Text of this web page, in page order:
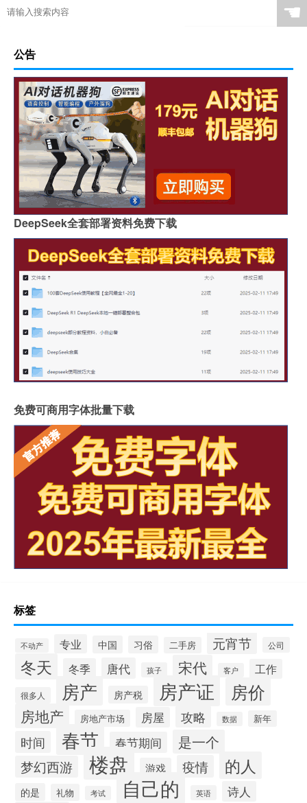
☚
公告
DeepSeek全套部署资料免费下载
免费可商用字体批量下载
标签
不动产 专业 中国 习俗 二手房 元宵节 公司
冬天 冬季 唐代 孩子 宋代 客户 工作
很多人 房产 房产税 房产证 房价
房地产 房地产市场 房屋 攻略 数据 新年
时间 春节 春节期间 是一个
梦幻西游 楼盘 游戏 疫情 的人
的是 礼物 考试 自己的 英语 诗人